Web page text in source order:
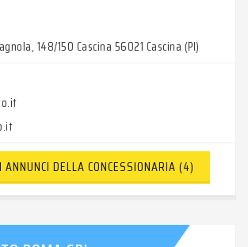
148/150 Cascina 56021 Cascina (PI)
DELLA CONCESSIONARIA (4)